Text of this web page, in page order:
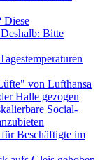
Diese
Bitte
von Lufthansa
Halle gezogen
Social-
Beschäftigte im